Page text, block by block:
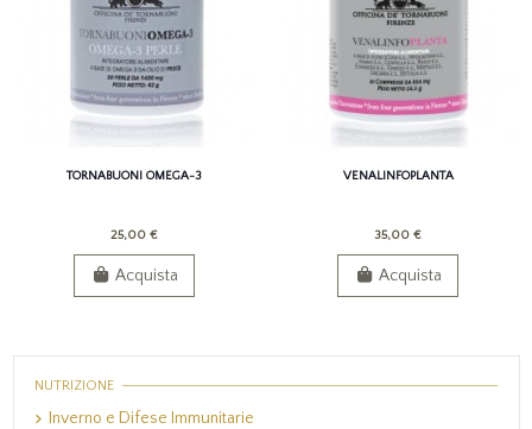
TORNABUONI OMEGA-3
25,00 €
Acquista
VENALINFOPLANTA
35,00 €
Acquista
NUTRIZIONE
Inverno e Difese Immunitarie